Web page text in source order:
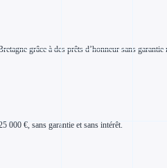
grâce à des prêts d’honneur sans
000 €, sans garantie et sans intérêt.